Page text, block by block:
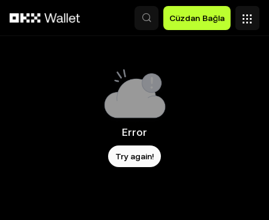
Cüzdan Bağla
Error
Try again!